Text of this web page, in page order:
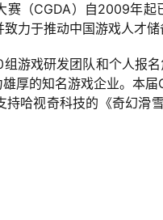
赛（CGDA）自2009年
力于推动中国游戏人才
游戏研发团队和个人报
厚的知名游戏企业。本
持哈视奇科技的《奇幻滑